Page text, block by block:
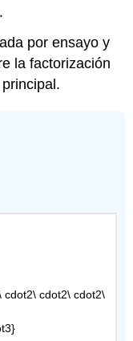
.
por ensayo y
la factorización
cdot2\ cdot2\ cdot2\